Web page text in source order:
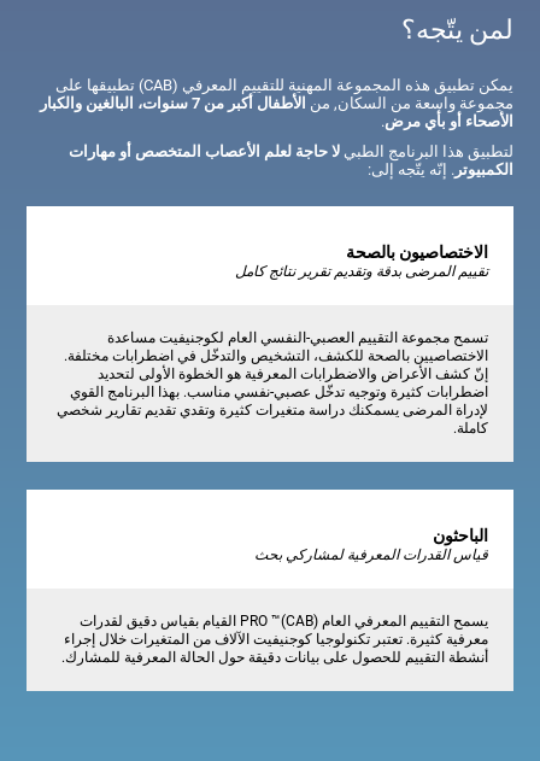
لمن يتّجه؟
يمكن تطبيق هذه المجموعة المهنية للتقييم المعرفي (CAB) تطبيقها على
مجموعة واسعة من السكان, من
الأطفال أكبر من 7 سنوات، البالغين والكبار
الأصحاء أو بأي مرض.
لتطبيق هذا البرنامج الطبي لا حاجة لعلم الأعصاب المتخصص أو مهارات
الكمبيوتر. إنّه يتّجه إلى:
الاختصاصيون بالصحة
تقييم المرضى بدقة وتقديم تقرير نتائج كامل
تسمح مجموعة التقييم العصبي-النفسي العام لكوجنيفيت مساعدة
الاختصاصيين بالصحة للكشف، التشخيص والتدخّل في اضطرابات مختلفة.
إنّ كشف الأعراض والاضطرابات المعرفية هو الخطوة الأولى لتحديد
اضطرابات كثيرة وتوجيه تدخّل عصبي-نفسي مناسب. بهذا البرنامج القوي
لإدراة المرضى يسمكنك دراسة متغيرات كثيرة وتقدي تقديم تقارير شخصي
كاملة.
الباحثون
قياس القدرات المعرفية لمشاركي بحث
يسمح التقييم المعرفي العام (CAB)™ PRO القيام بقياس دقيق لقدرات
معرفية كثيرة. تعتبر تكنولوجيا كوجنيفيت الآلاف من المتغيرات خلال إجراء
أنشطة التقييم للحصول على بيانات دقيقة حول الحالة المعرفية للمشارك.